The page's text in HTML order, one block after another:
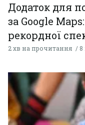
Додаток для
за Google
рекордної
2 хв на прочитання